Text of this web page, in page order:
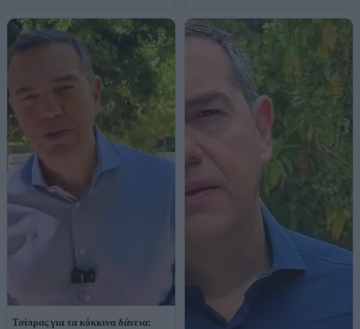
Τσίπρας για τα κόκκινα δάνεια: